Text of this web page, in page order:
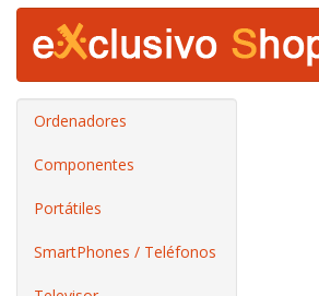
Ordenadores
Componentes
Portátiles
SmartPhones / Teléfonos